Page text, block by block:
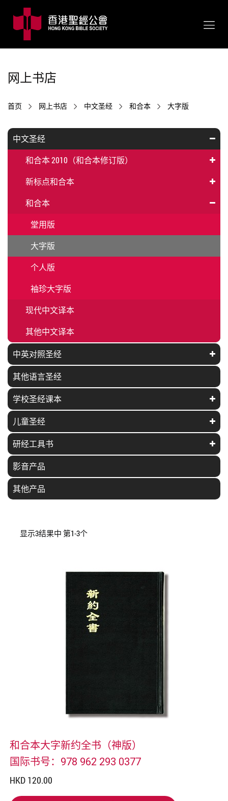
网上书店
首页 网上书店 中文圣经 和合本 大字版
中文圣经
和合本 2010（和合本修订版）
新标点和合本
和合本
堂用版
大字版
个人版
袖珍大字版
现代中文译本
其他中文译本
中英对照圣经
其他语言圣经
学校圣经课本
儿童圣经
研经工具书
影音产品
其他产品
显示3结果中 第1-3个
和合本大字新约全书（神版）
国际书号：978 962 293 0377
HKD 120.00